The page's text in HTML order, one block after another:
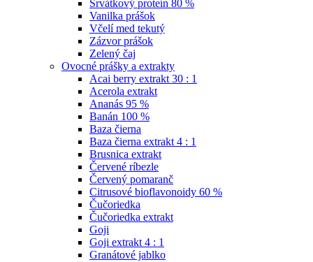
Srvátkový proteín 80 %
Vanilka prášok
Včelí med tekutý
Zázvor prášok
Zelený čaj
Ovocné prášky a extrakty
Acai berry extrakt 30 : 1
Acerola extrakt
Ananás 95 %
Banán 100 %
Baza čierna
Baza čierna extrakt 4 : 1
Brusnica extrakt
Červené ríbezle
Červený pomaranč
Citrusové bioflavonoidy 60 %
Čučoriedka
Čučoriedka extrakt
Goji
Goji extrakt 4 : 1
Granátové jablko